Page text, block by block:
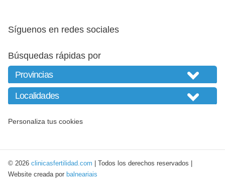
Síguenos en redes sociales
Búsquedas rápidas por
Personaliza tus cookies
© 2026 clinicasfertilidad.com | Todos los derechos reservados |
Website creada por balneariais